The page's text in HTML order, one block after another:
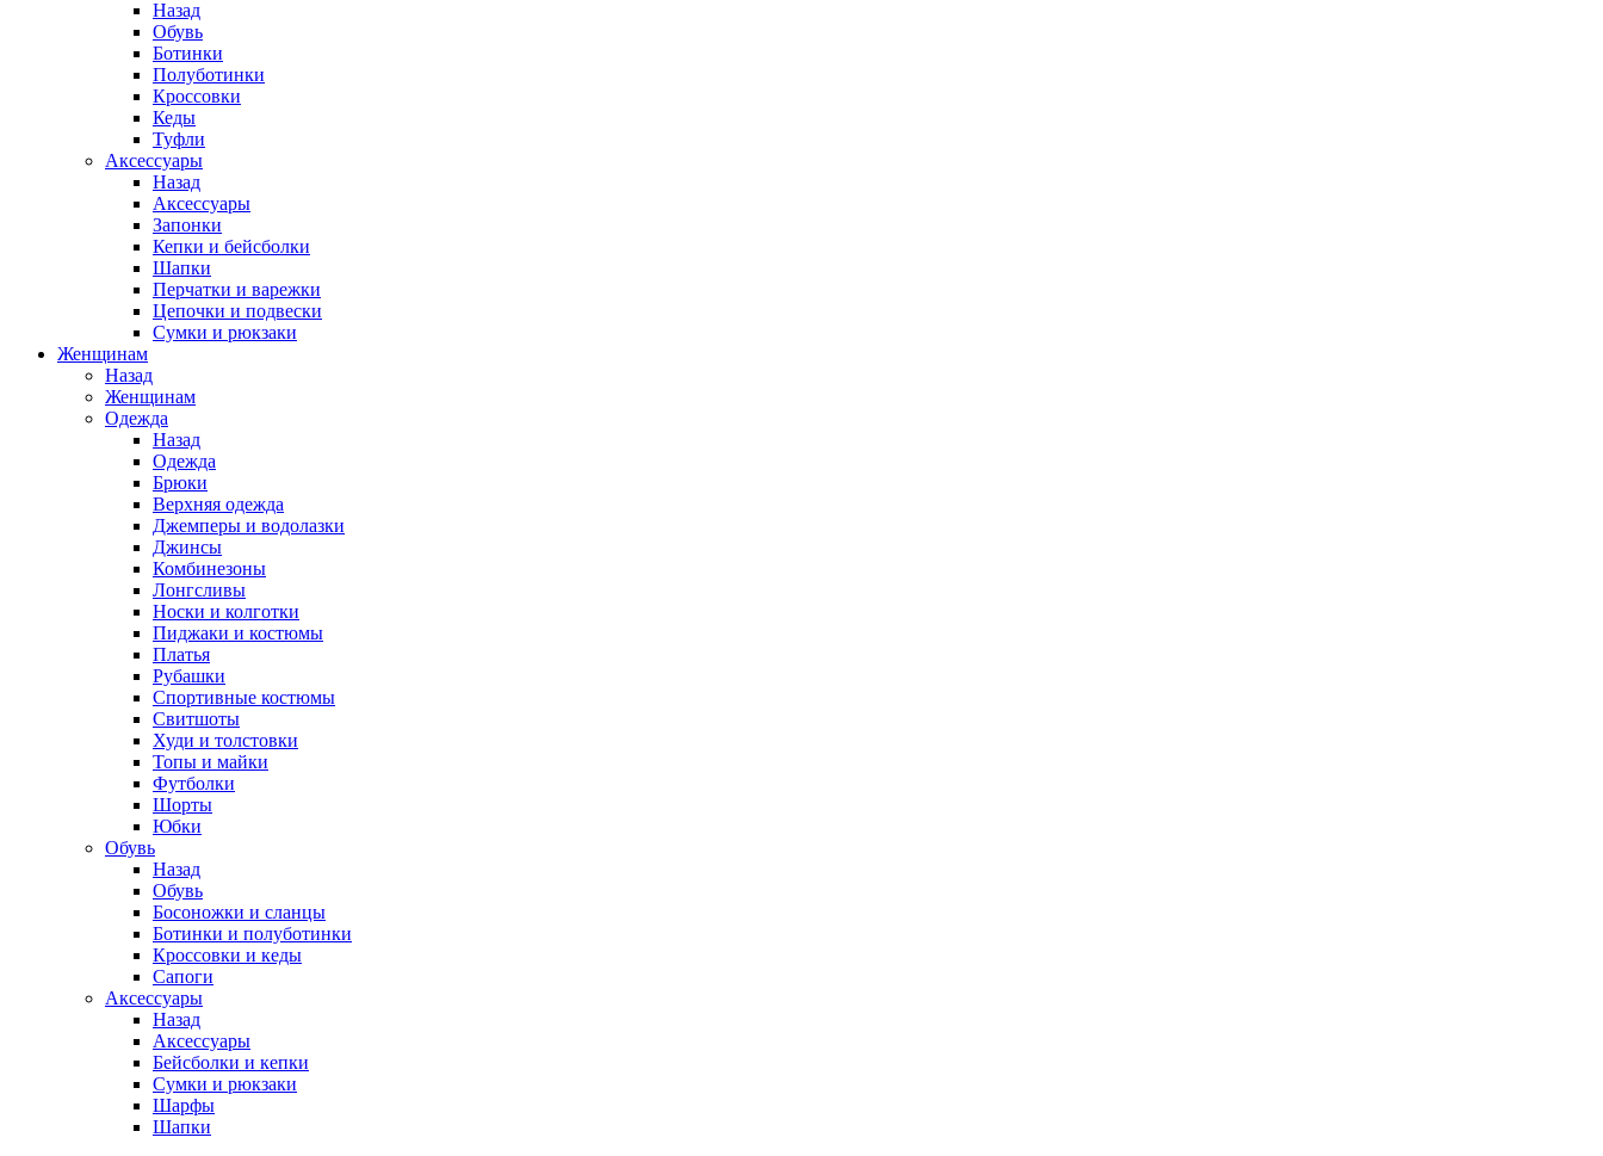
Назад
Обувь
Ботинки
Полуботинки
Кроссовки
Кеды
Туфли
Аксессуары
Назад
Аксессуары
Запонки
Кепки и бейсболки
Шапки
Перчатки и варежки
Цепочки и подвески
Сумки и рюкзаки
Женщинам
Назад
Женщинам
Одежда
Назад
Одежда
Брюки
Верхняя одежда
Джемперы и водолазки
Джинсы
Комбинезоны
Лонгсливы
Носки и колготки
Пиджаки и костюмы
Платья
Рубашки
Спортивные костюмы
Свитшоты
Худи и толстовки
Топы и майки
Футболки
Шорты
Юбки
Обувь
Назад
Обувь
Босоножки и сланцы
Ботинки и полуботинки
Кроссовки и кеды
Сапоги
Аксессуары
Назад
Аксессуары
Бейсболки и кепки
Сумки и рюкзаки
Шарфы
Шапки